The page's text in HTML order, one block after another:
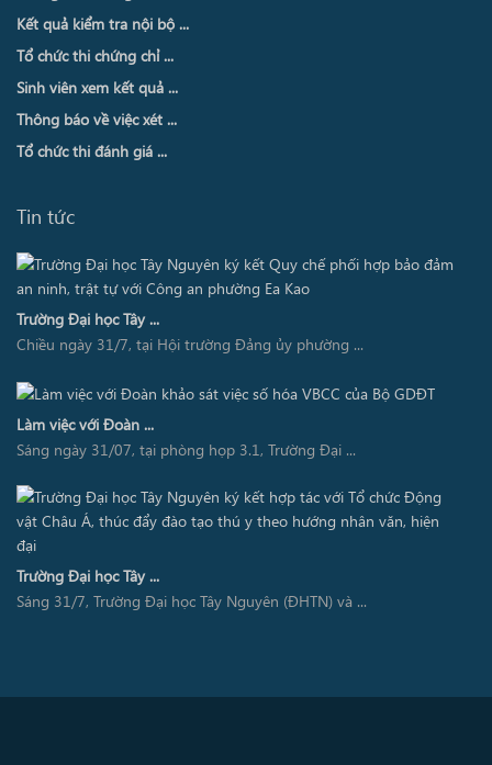
Kết quả kiểm tra nội bộ ...
Tổ chức thi chứng chỉ ...
Sinh viên xem kết quả ...
Thông báo về việc xét ...
Tổ chức thi đánh giá ...
Tin tức
Trường Đại học Tây ...
Chiều ngày 31/7, tại Hội trường Đảng ủy phường ...
Làm việc với Đoàn ...
Sáng ngày 31/07, tại phòng họp 3.1, Trường Đại ...
Trường Đại học Tây ...
Sáng 31/7, Trường Đại học Tây Nguyên (ĐHTN) và ...